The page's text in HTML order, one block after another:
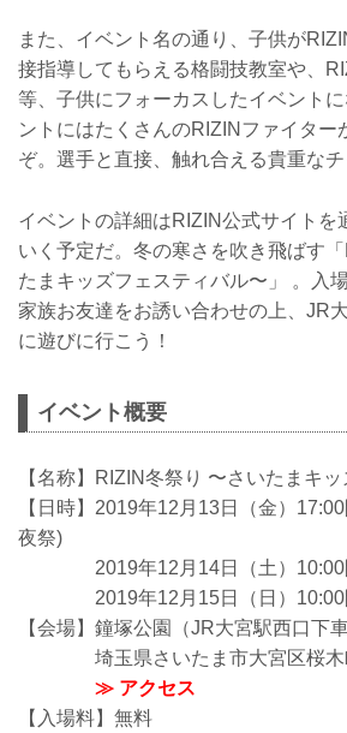
また、イベント名の通り、子供が
接指導してもらえる格闘技教室や、
等、子供にフォーカスしたイベント
ントにはたくさんのRIZINファイター
ぞ。選手と直接、触れ合える貴重なチ
イベントの詳細はRIZIN公式サイトを
いく予定だ。冬の寒さを吹き飛ばす
たまキッズフェスティバル〜」 。入
家族お友達をお誘い合わせの上、JR
に遊びに行こう！
イベント概要
【名称】RIZIN冬祭り 〜さいたまキ
【日時】2019年12月13日（金）
夜祭)
2019年12月14日（土）10:00開
2019年12月15日（日）10:00開
【会場】鐘塚公園（JR大宮駅西口下
埼玉県さいたま市大宮区桜木
≫ アクセス
【入場料】無料